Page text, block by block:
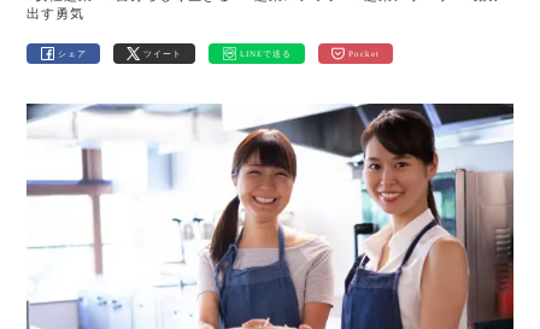
出す勇気
シェア ツイート LINEで送る Pocket